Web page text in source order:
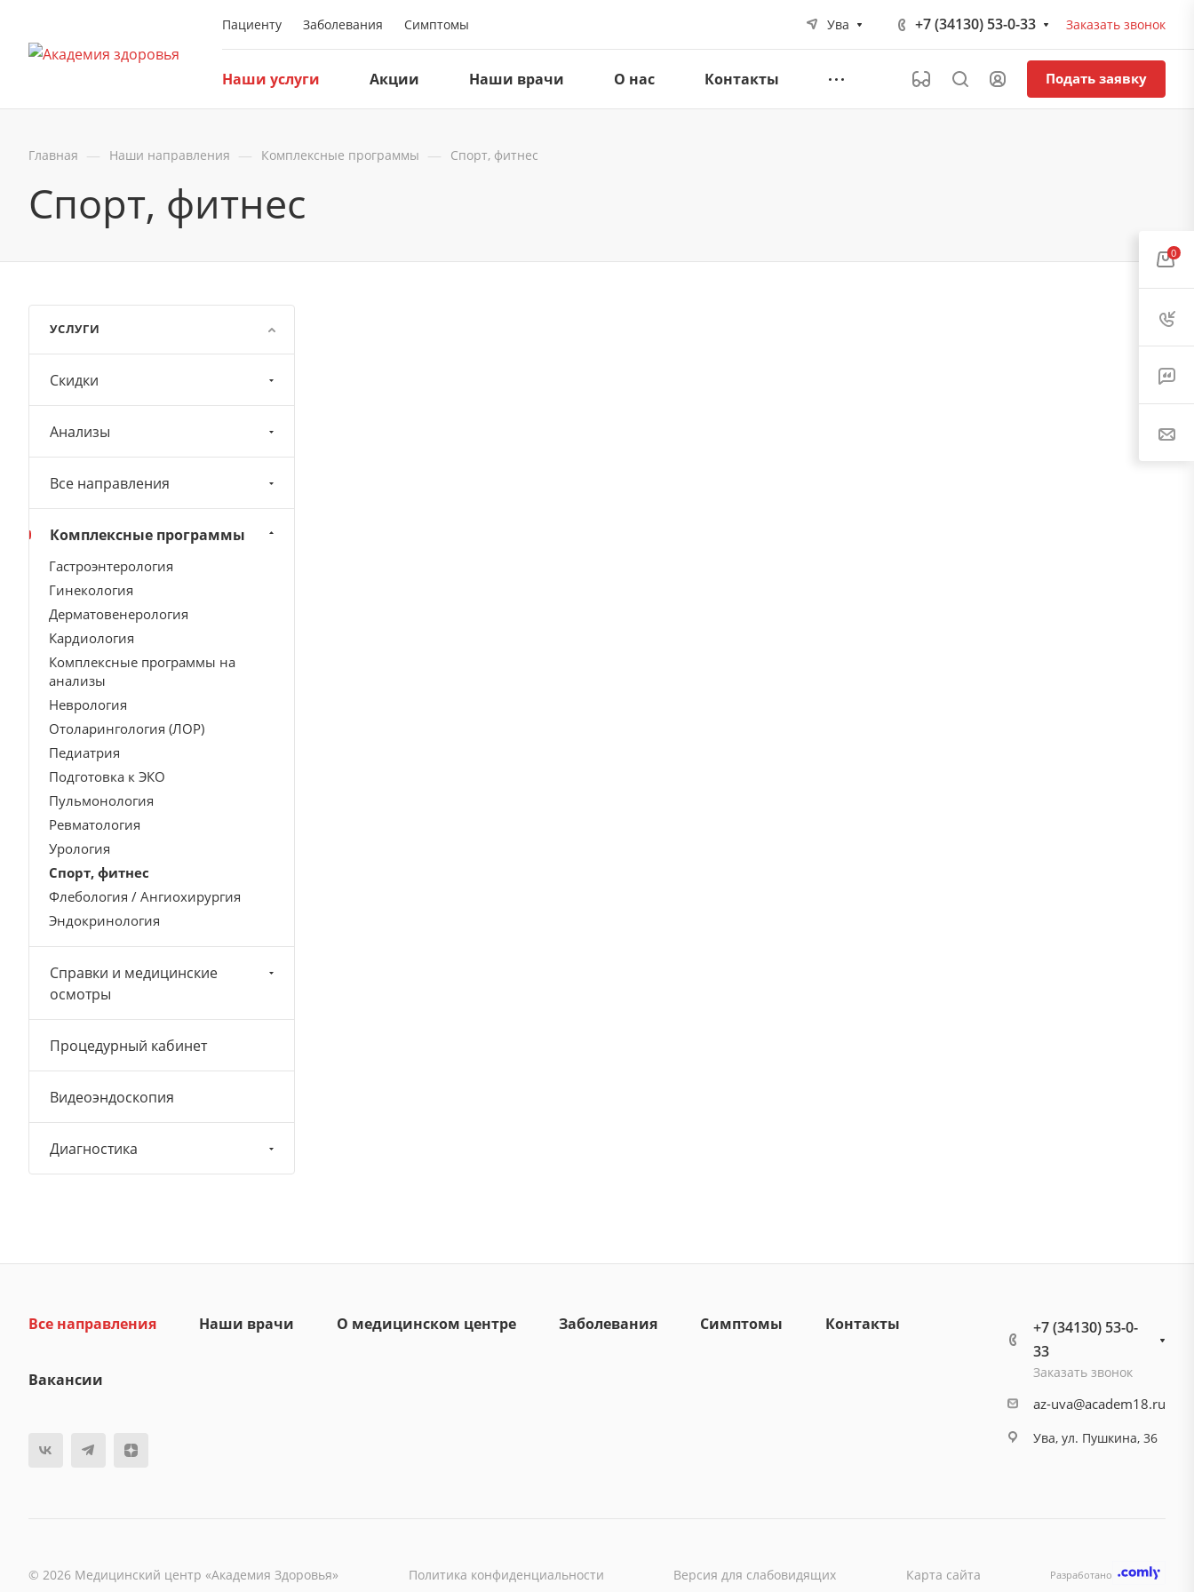
Пациенту Заболевания Симптомы Ува +7 (34130) 53-0-33 Заказать звонок
Наши услуги Акции Наши врачи О нас Контакты Подать заявку
Главная — Наши направления — Комплексные программы — Спорт, фитнес
Спорт, фитнес
УСЛУГИ
Скидки
Анализы
Все направления
Комплексные программы
Гастроэнтерология
Гинекология
Дерматовенерология
Кардиология
Комплексные программы на
анализы
Неврология
Отоларингология (ЛОР)
Педиатрия
Подготовка к ЭКО
Пульмонология
Ревматология
Урология
Спорт, фитнес
Флебология / Ангиохирургия
Эндокринология
Справки и медицинские
осмотры
Процедурный кабинет
Видеоэндоскопия
Диагностика
Все направления Наши врачи О медицинском центре Заболевания Симптомы Контакты
Вакансии
+7 (34130) 53-0-
33
Заказать звонок
az-uva@academ18.ru
Ува, ул. Пушкина, 36
© 2026 Медицинский центр «Академия Здоровья» Политика конфиденциальности Версия для слабовидящих Карта сайта Разработано
0